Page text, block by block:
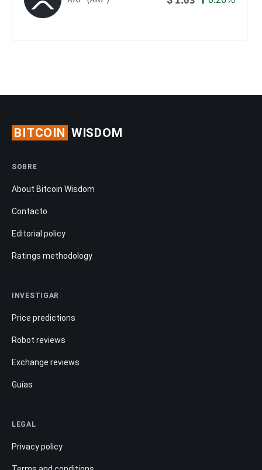
BITCOIN WISDOM
SOBRE
About Bitcoin Wisdom
Contacto
Editorial policy
Ratings methodology
INVESTIGAR
Price predictions
Robot reviews
Exchange reviews
Guías
LEGAL
Privacy policy